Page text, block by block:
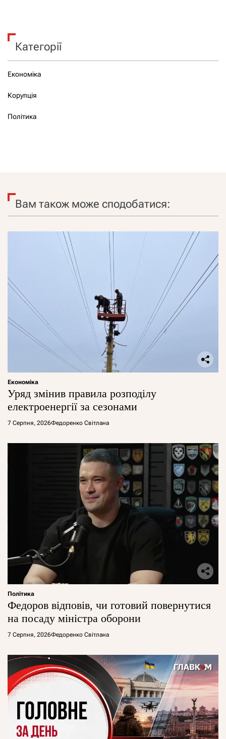
Категорії
Економіка
Корупція
Політика
Вам також може сподобатися:
Економіка
Уряд змінив правила розподілу
електроенергії за сезонами
7 Серпня, 2026Федоренко Світлана
Політика
Федоров відповів, чи готовий повернутися
на посаду міністра оборони
7 Серпня, 2026Федоренко Світлана